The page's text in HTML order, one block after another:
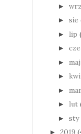
► wrz
► sie
► lip
► cze
► maj
► kwi
►
► lut
► sty
► 2019